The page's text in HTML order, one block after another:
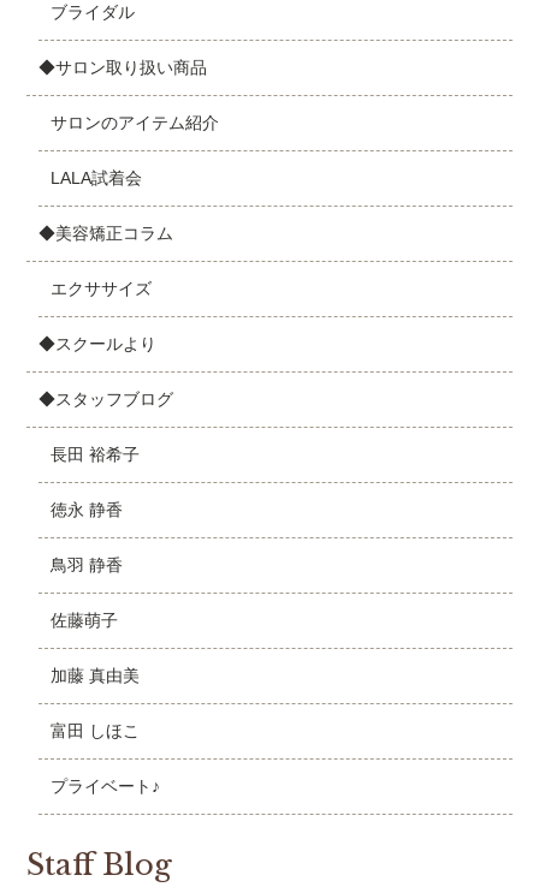
ブライダル
◆サロン取り扱い商品
サロンのアイテム紹介
LALA試着会
◆美容矯正コラム
エクササイズ
◆スクールより
◆スタッフブログ
長田 裕希子
徳永 静香
鳥羽 静香
佐藤萌子
加藤 真由美
富田 しほこ
プライベート♪
Staff Blog